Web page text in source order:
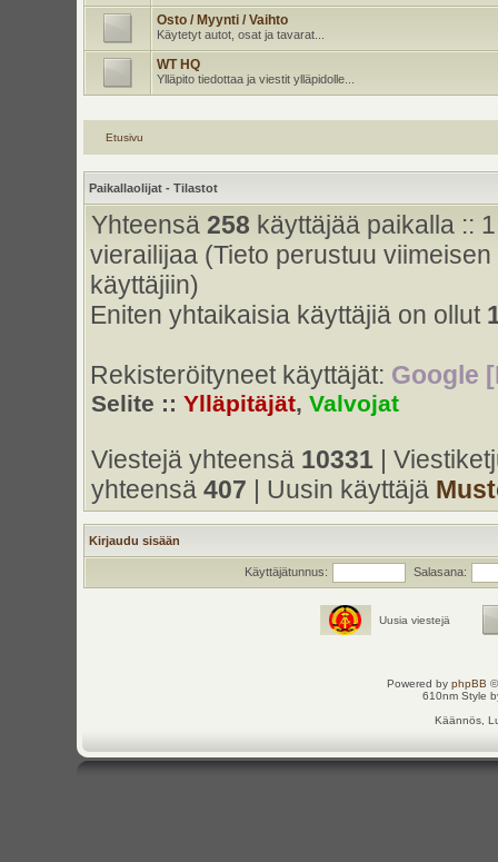
Osto / Myynti / Vaihto
Käytetyt autot, osat ja tavarat...
WT HQ
Ylläpito tiedottaa ja viestit ylläpidolle...
Etusivu
Paikallaolijat - Tilastot
Yhteensä 258 käyttäjää paikalla ::
vierailijaa (Tieto perustuu
käyttäjiin)
Eniten yhtaikaisia käyttäjiä on ollut
Rekisteröityneet käyttäjät: Google
Selite :: Ylläpitäjät, Valvojat
Viestejä yhteensä 10331 |
yhteensä 407 | Uusin käyttäjä
Kirjaudu sisään
Käyttäjätunnus: Salasana:
Uusia viestejä
Powered by phpBB
610nm Style
Käännös,